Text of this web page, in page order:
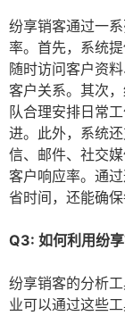
纷享销客通过一
率。首先，系统
随时访问客户资
客户关系。其次
队合理安排日常
进。此外，系统
信、邮件、社交
客户响应率。通
省时间，还能确
Q3: 如何利用纷
纷享销客的分析
业可以通过这些